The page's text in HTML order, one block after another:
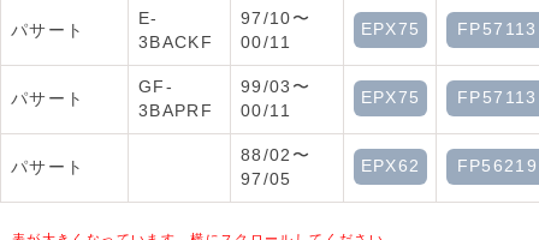
パサート
E-
3BACKF
97/10〜
00/11
EPX75 FP57113
パサート
GF-
3BAPRF
99/03〜
00/11
EPX75 FP57113
パサート
88/02〜
97/05
EPX62 FP56219